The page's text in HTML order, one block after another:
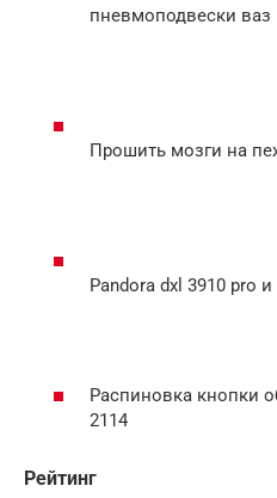
пневмоподвески ваз
Прошить мозги на
Pandora dxl 3910 pro
Распиновка кнопки
2114
Рейтинг